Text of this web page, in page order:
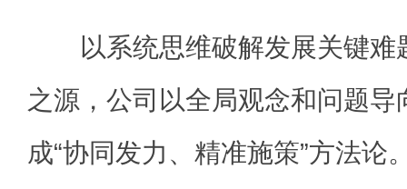
以系统思维破解发展关键难
之源，公司以全局观念和问题导
成“协同发力、精准施策”方法论